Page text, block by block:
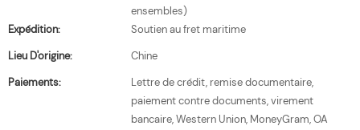
ensembles)
Expédition:
Soutien au fret maritime
Lieu D'origine:
Chine
Paiements:
Lettre de crédit, remise documentaire,
paiement contre documents, virement
bancaire, Western Union, MoneyGram, OA